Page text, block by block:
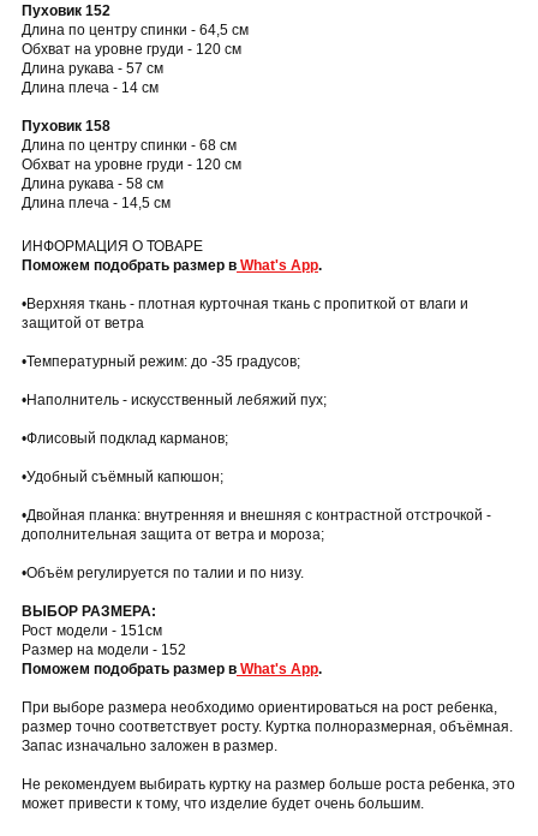
Пуховик 152
Длина по центру спинки - 64,5 см
Обхват на уровне груди - 120 см
Длина рукава - 57 см
Длина плеча - 14 см
Пуховик 158
Длина по центру спинки - 68 см
Обхват на уровне груди - 120 см
Длина рукава - 58 см
Длина плеча - 14,5 см
ИНФОРМАЦИЯ О ТОВАРЕ
Поможем подобрать размер в What's App.
•Верхняя ткань - плотная курточная ткань с пропиткой от влаги и
защитой от ветра
•Температурный режим: до -35 градусов;
•Наполнитель - искусственный лебяжий пух;
•Флисовый подклад карманов;
•Удобный съёмный капюшон;
•Двойная планка: внутренняя и внешняя с контрастной отстрочкой -
дополнительная защита от ветра и мороза;
•Объём регулируется по талии и по низу.
ВЫБОР РАЗМЕРА:
Рост модели - 151см
Размер на модели - 152
Поможем подобрать размер в What's App.
При выборе размера необходимо ориентироваться на рост ребенка,
размер точно соответствует росту. Куртка полноразмерная, объёмная.
Запас изначально заложен в размер.
Не рекомендуем выбирать куртку на размер больше роста ребенка, это
может привести к тому, что изделие будет очень большим.